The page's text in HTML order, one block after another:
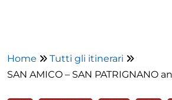
Home
Tutti gli itinerari
SAN AMICO – SAN PATRIGNANO